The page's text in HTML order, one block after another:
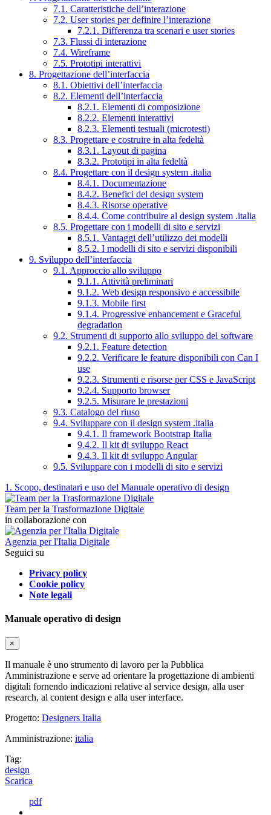
7.1. Caratteristiche dell’interazione
7.2. User stories per definire l’interazione
7.2.1. Differenza tra scenari e user stories
7.3. Flussi di interazione
7.4. Wireframe
7.5. Prototipi interattivi
8. Progettazione dell’interfaccia
8.1. Obiettivi dell’interfaccia
8.2. Elementi dell’interfaccia
8.2.1. Elementi di composizione
8.2.2. Elementi interattivi
8.2.3. Elementi testuali (microtesti)
8.3. Progettare e costruire in alta fedeltà
8.3.1. Layout di pagina
8.3.2. Prototipi in alta fedeltà
8.4. Progettare con il design system .italia
8.4.1. Documentazione
8.4.2. Benefici del design system
8.4.3. Risorse operative
8.4.4. Come contribuire al design system .italia
8.5. Progettare con i modelli di sito e servizi
8.5.1. Vantaggi dell’utilizzo dei modelli
8.5.2. I modelli di sito e servizi disponibili
9. Sviluppo dell’interfaccia
9.1. Approccio allo sviluppo
9.1.1. Attività preliminari
9.1.2. Web design responsivo e accessibile
9.1.3. Mobile first
9.1.4. Progressive enhancement e Graceful
degradation
9.2. Strumenti di supporto allo sviluppo del software
9.2.1. Feature detection
9.2.2. Verificare le feature disponibili con Can I
use
9.2.3. Strumenti e risorse per CSS e JavaScript
9.2.4. Supporto browser
9.2.5. Misurare le prestazioni
9.3. Catalogo del riuso
9.4. Sviluppare con il design system .italia
9.4.1. Il framework Bootstrap Italia
9.4.2. Il kit di sviluppo React
9.4.3. Il kit di sviluppo Angular
9.5. Sviluppare con i modelli di sito e servizi
1. Scopo, destinatari e uso del Manuale operativo di design
Team per la Trasformazione Digitale
in collaborazione con
Agenzia per l'Italia Digitale
Seguici su
Privacy policy
Cookie policy
Note legali
Manuale operativo di design
×
Il manuale è uno strumento di lavoro per la Pubblica
Amministrazione e serve ad orientare la progettazione di ambienti
digitali fornendo indicazioni relative al service design, alla user
research, al content design e alla user interface.
Progetto: Designers Italia
Amministrazione: italia
Tag:
design
Scarica
pdf